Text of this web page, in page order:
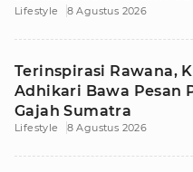
Rambut
Lifestyle 8 Agustus 2026
Terinspirasi Rawana,
Adhikari Bawa Pesan
Gajah Sumatra
Lifestyle 8 Agustus 2026